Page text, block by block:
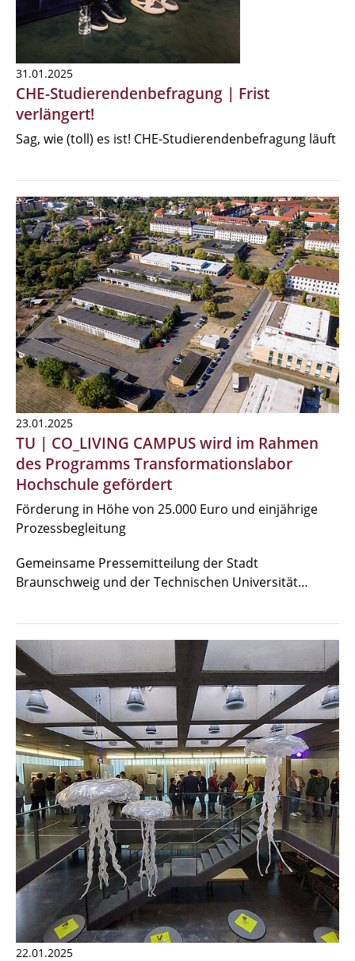
31.01.2025
CHE-Studierendenbefragung | Frist
verlängert!
Sag, wie (toll) es ist! CHE-Studierendenbefragung läuft
23.01.2025
TU | CO_LIVING CAMPUS wird im Rahmen
des Programms Transformationslabor
Hochschule gefördert
Förderung in Höhe von 25.000 Euro und einjährige
Prozessbegleitung
Gemeinsame Pressemitteilung der Stadt
Braunschweig und der Technischen Universität…
22.01.2025